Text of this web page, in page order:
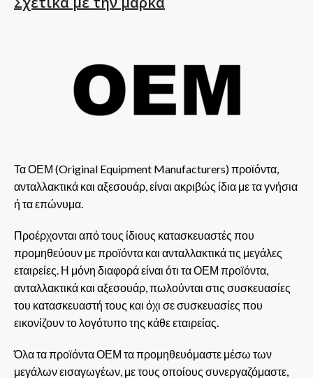
Τα ΟΕΜ (Original Equipment Manufacturers) προϊόντα,
ανταλλακτικά και αξεσουάρ, είναι ακριβώς ίδια με τα γνήσια
ή τα επώνυμα.
Προέρχονται από τους ίδιους κατασκευαστές που
προμηθεύουν με προϊόντα και ανταλλακτικά τις μεγάλες
εταιρείες. Η μόνη διαφορά είναι ότι τα ΟΕΜ προϊόντα,
ανταλλακτικά και αξεσουάρ, πωλούνται στις συσκευασίες
του κατασκευαστή τους και όχι σε συσκευασίες που
εικονίζουν το λογότυπο της κάθε εταιρείας.
Όλα τα προϊόντα ΟΕΜ τα προμηθευόμαστε μέσω των
μεγάλων εισαγωγέων, με τους οποίους συνεργαζόμαστε,